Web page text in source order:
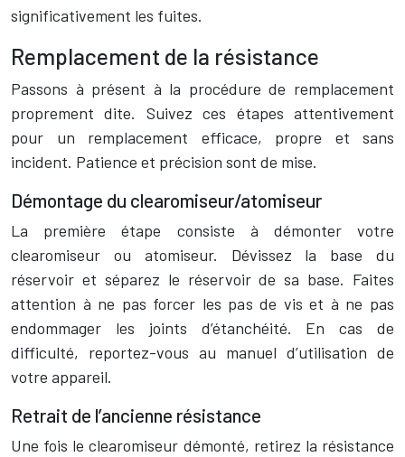
significativement les fuites.
Remplacement de la résistance
Passons à présent à la procédure de remplacement
proprement dite. Suivez ces étapes attentivement
pour un remplacement efficace, propre et sans
incident. Patience et précision sont de mise.
Démontage du clearomiseur/atomiseur
La première étape consiste à démonter votre
clearomiseur ou atomiseur. Dévissez la base du
réservoir et séparez le réservoir de sa base. Faites
attention à ne pas forcer les pas de vis et à ne pas
endommager les joints d’étanchéité. En cas de
difficulté, reportez-vous au manuel d’utilisation de
votre appareil.
Retrait de l’ancienne résistance
Une fois le clearomiseur démonté, retirez la résistance